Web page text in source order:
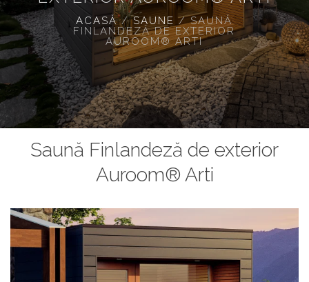
ACASĂ/SAUNE /SAUNĂ
FINLANDEZĂ DE EXTERIOR
AUROOM® ARTI
Saună Finlandeză de exterior
Auroom® Arti